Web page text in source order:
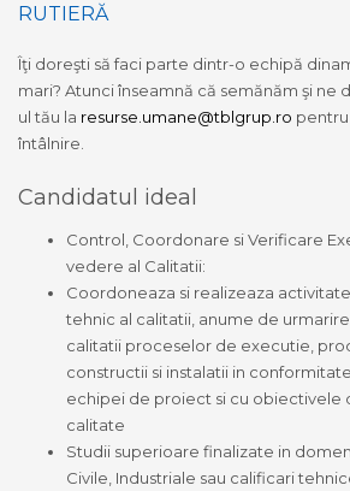
RUTIERĂ
Îţi doreşti să faci parte dintr-o echipă
mari? Atunci înseamnă că semănăm şi ne
ul tău la resurse.umane@tblgrup.ro
întâlnire.
Candidatul ideal
Control, Coordonare si Verificare
vedere al Calitatii:
Coordoneaza si realizeaza
tehnic al calitatii, anume de
calitatii proceselor de executie,
constructii si instalatii in
echipei de proiect si cu obiectivele
calitate
Studii superioare finalizate in
Civile, Industriale sau calificari